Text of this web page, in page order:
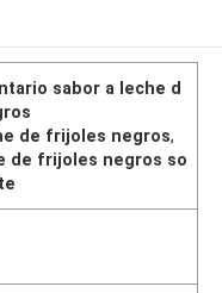
sabor a leche d
de frijoles negros,
de frijoles negros so